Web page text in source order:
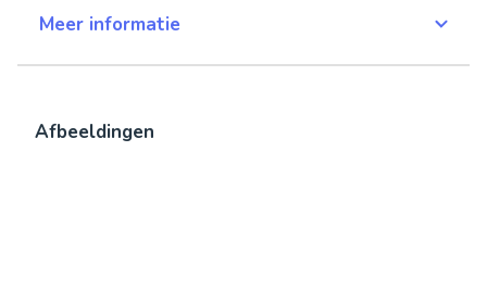
Meer informatie
Afbeeldingen